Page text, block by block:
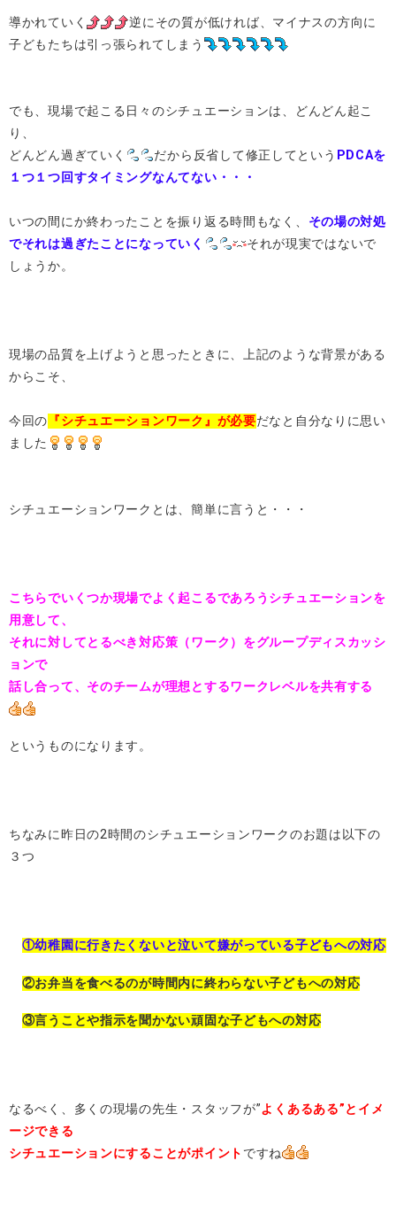
導かれていく
逆にその質が低ければ、マイナスの方向に
子どもたちは引っ張られてしまう
でも、現場で起こる日々のシチュエーションは、どんどん起こ
り、
どんどん過ぎていく
だから反省して修正してという PDCAを
１つ１つ回すタイミングなんてない・・・
いつの間にか終わったことを振り返る時間もなく、 その場の対処
でそれは過ぎたことになっていく
それが現実ではないで
しょうか。
現場の品質を上げようと思ったときに、上記のような背景がある
からこそ、
今回の 『シチュエーションワーク』 が必要だなと自分なりに思い
ました
シチュエーションワークとは、簡単に言うと・・・
こちらでいくつか現場でよく起こるであろうシチュエーションを
用意して、
それに対してとるべき対応策（ワーク）をグループディスカッシ
ョンで
話し合って、そのチームが理想とするワークレベルを共有する
というものになります。
ちなみに昨日の2時間のシチュエーションワークのお題は以下の
３つ
①幼稚園に行きたくないと泣いて嫌がっている子どもへの対応
②お弁当を食べるのが時間内に終わらない子どもへの対応
③言うことや指示を聞かない頑固な子どもへの対応
なるべく、多くの現場の先生・スタッフが”よくあるある”とイメ
ージできる
シチュエーションにすることがポイント ですね